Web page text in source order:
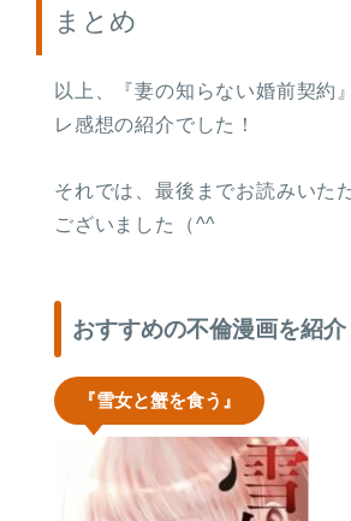
まとめ
以上、『妻の知らない婚前契約
レ感想の紹介でした！
それでは、最後までお読みいた
ございました（^^
おすすめの不倫漫画を紹介
『雪女と蟹を食う』